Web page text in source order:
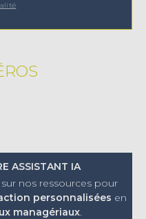
ASSISTANT IA
nos ressources pour
personnalisées en
managériaux.